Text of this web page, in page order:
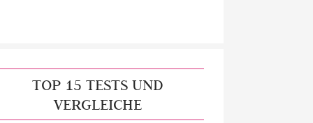
TOP 15 TESTS UND
VERGLEICHE